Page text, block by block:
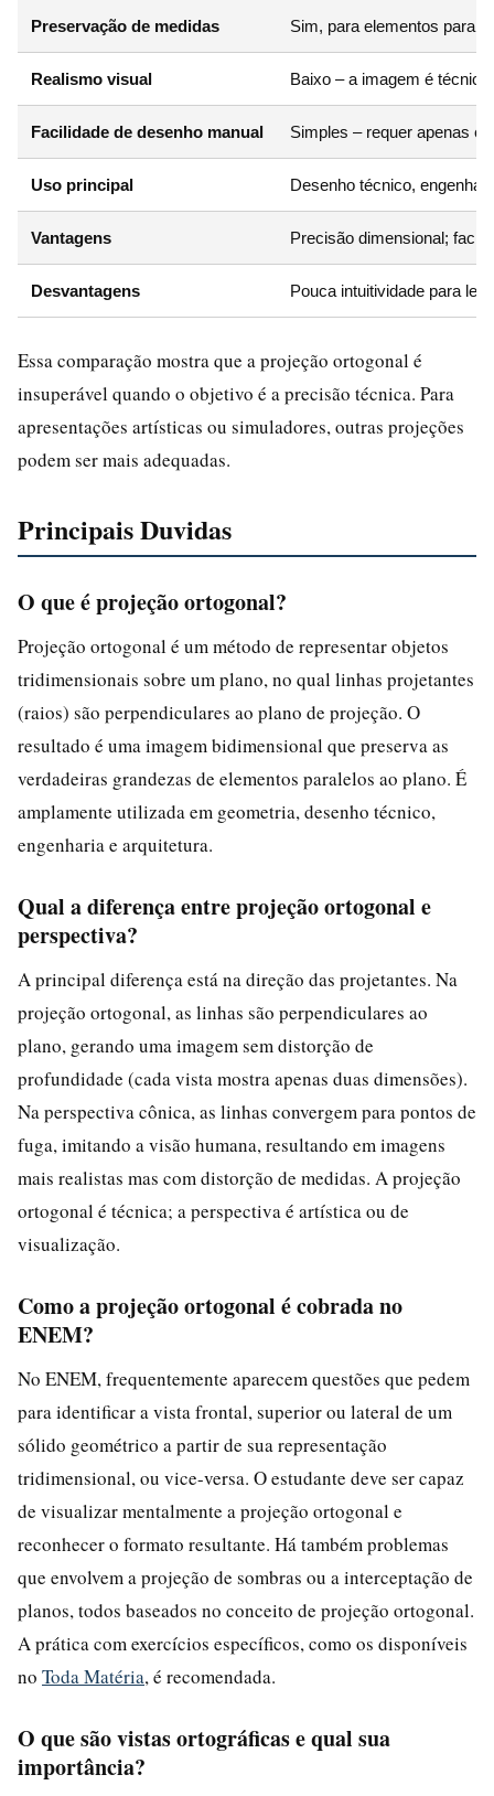
Preservação de medidas Sim, para elementos
Realismo visual Baixo – a imagem é
Facilidade de desenho manual Simples – requer apenas
Uso principal Desenho técnico,
Vantagens Precisão dimensional;
Desvantagens Pouca intuitividade para
Essa comparação mostra que a projeção ortogonal é
insuperável quando o objetivo é a precisão técnica. Para
apresentações artísticas ou simuladores, outras projeções
podem ser mais adequadas.
Principais Duvidas
O que é projeção ortogonal?
Projeção ortogonal é um método de representar objetos
tridimensionais sobre um plano, no qual linhas projetantes
(raios) são perpendiculares ao plano de projeção. O
resultado é uma imagem bidimensional que preserva as
verdadeiras grandezas de elementos paralelos ao plano. É
amplamente utilizada em geometria, desenho técnico,
engenharia e arquitetura.
Qual a diferença entre projeção ortogonal e
perspectiva?
A principal diferença está na direção das projetantes. Na
projeção ortogonal, as linhas são perpendiculares ao
plano, gerando uma imagem sem distorção de
profundidade (cada vista mostra apenas duas dimensões).
Na perspectiva cônica, as linhas convergem para pontos de
fuga, imitando a visão humana, resultando em imagens
mais realistas mas com distorção de medidas. A projeção
ortogonal é técnica; a perspectiva é artística ou de
visualização.
Como a projeção ortogonal é cobrada no
ENEM?
No ENEM, frequentemente aparecem questões que pedem
para identificar a vista frontal, superior ou lateral de um
sólido geométrico a partir de sua representação
tridimensional, ou vice-versa. O estudante deve ser capaz
de visualizar mentalmente a projeção ortogonal e
reconhecer o formato resultante. Há também problemas
que envolvem a projeção de sombras ou a interceptação de
planos, todos baseados no conceito de projeção ortogonal.
A prática com exercícios específicos, como os disponíveis
no Toda Matéria, é recomendada.
O que são vistas ortográficas e qual sua
importância?